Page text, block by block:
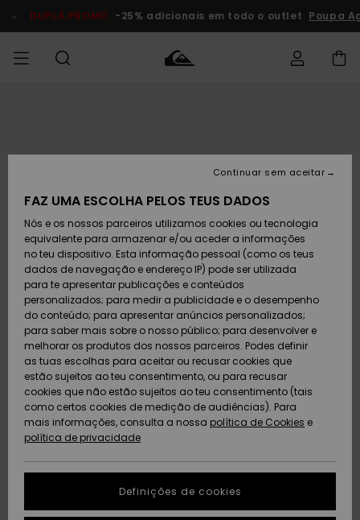
do
DUPLA PROMO -25% adicionais em todo o outlet Poupa
Calçado e
chinelos
Surfe/água
Snow
Artigos
recém-
chegados
Coleções
MENINO
Calçado e
chinelos
Surfe/água
Neve
Artigos
recém-
chegados
Highlights
MULHER
chegados
Highlights
Snow
SURF
Crianças
Highlights
Community
SNOW
Artigos
Criança
Snow Shop
Feminino
Highlights
Community
DUPLA
PROMO
Criança
Outlet
Mulher
AJUDA
Devoluções
Pagamento
Cartão
presente
Quiksilver
Freedom
Protecção de
dados
Guia de
tamanhos
SUSTAINABILITY
FAZ UMA ESCOLHA PELOS TEUS DADOS
Nós e os nossos parceiros utilizamos cookies ou tecnologia
equivalente para armazenar e/ou aceder a informações
no teu dispositivo. Esta informação pessoal (como os teus
dados de navegação e endereço IP) pode ser utilizada
para te apresentar publicações e conteúdos
personalizados; para medir a publicidade e o desempenho
do conteúdo; para apresentar anúncios personalizados;
para saber mais sobre o nosso público; para desenvolver e
melhorar os produtos dos nossos parceiros. Podes definir
as tuas escolhas para aceitar ou recusar cookies que
estão sujeitos ao teu consentimento, ou para recusar
cookies que não estão sujeitos ao teu consentimento (tais
como certos cookies de medição de audiências). Para
mais informações, consulta a nossa política de Cookies e
política de privacidade
Definições de cookies
Continuar sem aceitar